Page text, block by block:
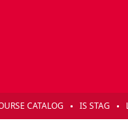
CATALOG IS STAG